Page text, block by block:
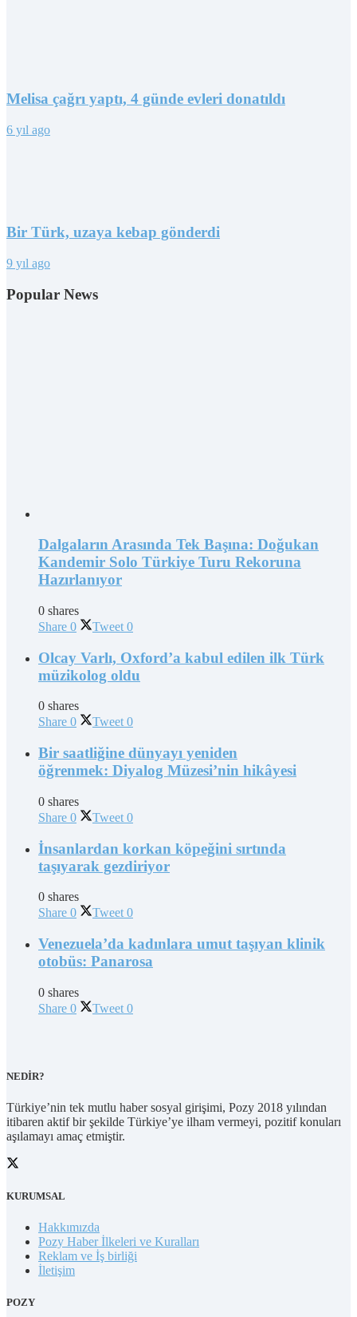
Melisa çağrı yaptı, 4 günde evleri donatıldı
6 yıl ago
Bir Türk, uzaya kebap gönderdi
9 yıl ago
Popular News
Dalgaların Arasında Tek Başına: Doğukan
Kandemir Solo Türkiye Turu Rekoruna
Hazırlanıyor
0 shares
Share 0 Tweet 0
Olcay Varlı, Oxford’a kabul edilen ilk Türk
müzikolog oldu
0 shares
Share 0 Tweet 0
Bir saatliğine dünyayı yeniden
öğrenmek: Diyalog Müzesi’nin hikâyesi
0 shares
Share 0 Tweet 0
İnsanlardan korkan köpeğini sırtında
taşıyarak gezdiriyor
0 shares
Share 0 Tweet 0
Venezuela’da kadınlara umut taşıyan klinik
otobüs: Panarosa
0 shares
Share 0 Tweet 0
NEDİR?
Türkiye’nin tek mutlu haber sosyal girişimi, Pozy 2018 yılından
itibaren aktif bir şekilde Türkiye’ye ilham vermeyi, pozitif konuları
aşılamayı amaç etmiştir.
KURUMSAL
Hakkımızda
Pozy Haber İlkeleri ve Kuralları
Reklam ve İş birliği
İletişim
POZY